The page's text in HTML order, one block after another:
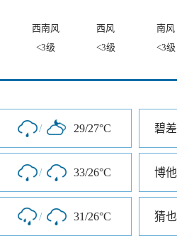
西南风 西风
南风
<3级 <3级 <3级
/ 29/27°C 碧
/ 33/26°C 博
/ 31/26°C 猜